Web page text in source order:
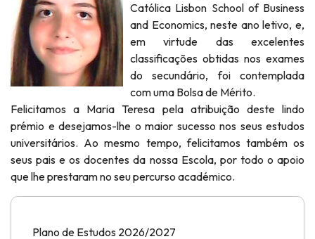
Católica Lisbon School of Business
and Economics, neste ano letivo, e,
em virtude das excelentes
classificações obtidas nos exames
do secundário, foi contemplada
com uma Bolsa de Mérito.
Felicitamos a Maria Teresa pela atribuição deste lindo
prémio e desejamos-lhe o maior sucesso nos seus estudos
universitários. Ao mesmo tempo, felicitamos também os
seus pais e os docentes da nossa Escola, por todo o apoio
que lhe prestaram no seu percurso académico.
Plano de Estudos 2026/2027